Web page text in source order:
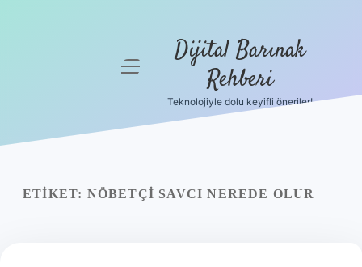
menüyü
Dijital Barınak
Rehberi
Teknolojiyle dolu keyifli öneriler!
ETIKET: NÖBETÇI SAVCI NEREDE OLUR